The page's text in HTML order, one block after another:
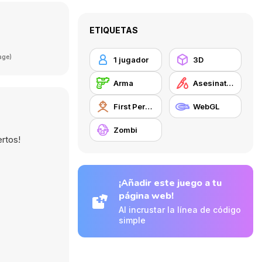
ETIQUETAS
1 jugador 3D
Arma Asesinatos
First Person Shooter WebGL
Zombi
¡Añadir este juego a tu
página web!
Al incrustar la línea de código
simple